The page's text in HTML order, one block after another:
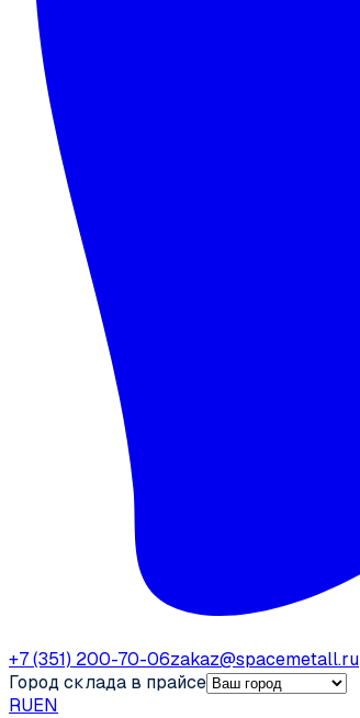
+7 (351) 200-70-06zakaz@spacemetall.ru
Город склада в прайсе
RUEN